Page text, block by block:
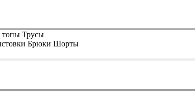
Трусы
Брюки Шорты